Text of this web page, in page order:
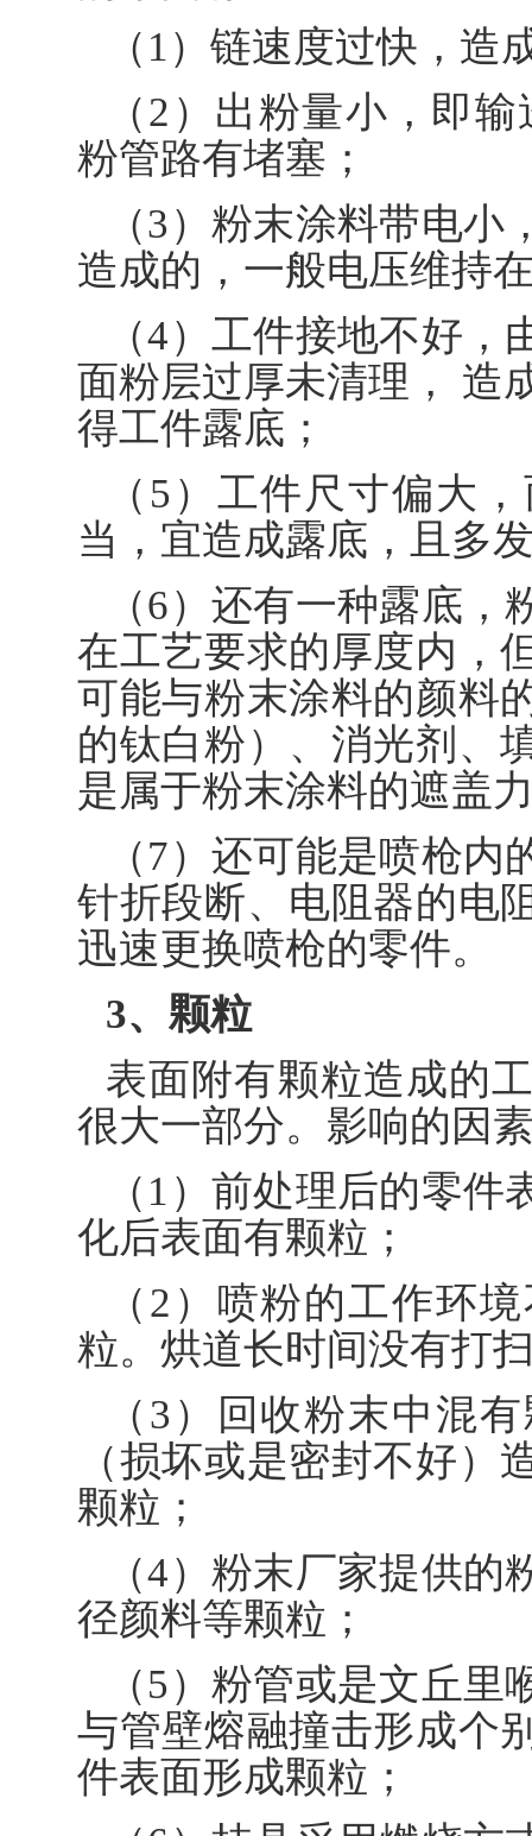
（1）链速度过快，
（2）出粉量小，即
粉管路有堵塞；
（3）粉末涂料带电
造成的，一般电压维持
（4）工件接地不好
面粉层过厚未清理， 造
得工件露底；
（5）工件尺寸偏大
当，宜造成露底，且多
（6）还有一种露底
在工艺要求的厚度内，
可能与粉末涂料的颜料
的钛白粉）、消光剂、
是属于粉末涂料的遮盖
（7）还可能是喷枪
针折段断、电阻器的电
迅速更换喷枪的零件。
3、颗粒
表面附有颗粒造成的
很大一部分。影响的因
（1）前处理后的零
化后表面有颗粒；
（2）喷粉的工作环
粒。烘道长时间没有打
（3）回收粉末中混
（损坏或是密封不好
颗粒；
（4）粉末厂家提供
径颜料等颗粒；
（5）粉管或是文丘
与管壁熔融撞击形成个
件表面形成颗粒；